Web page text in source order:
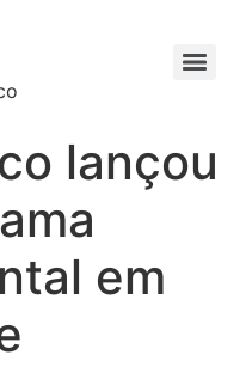
lançou
em